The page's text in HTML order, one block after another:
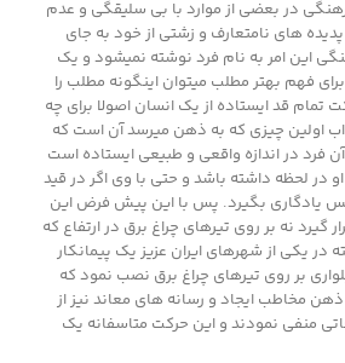
در بعضی از موارد با بی سلیقگی و عدم
های نامتعارف و زشتی از خود به جای
این امر به نام فرد نوشته نمیشود و یک
فهم بهتر مطلب میتوان اینگونه مطلب را
تمام قد ایستاده از یک انسان اصولا برای چه
اولین چیزی که به ذهن میرسد آن است که
فرد در اندازه واقعی و طبیعی ایستاده است
او در لحظه داشته باشد و حتی با وی اگر در قید
یادگاری بگیرد. پس با این پیش فرض این
گیرد نه بر روی تیرهای چراغ برق در ارتفاع که
در یکی از شهرهای ایران عزیز یک پیمانکار
بر روی تیرهای چراغ برق نصب نمود که
مخاطب ایجاد و رسانه های معاند نیز از
منفی نمودند و این حرکت متاسفانه یک